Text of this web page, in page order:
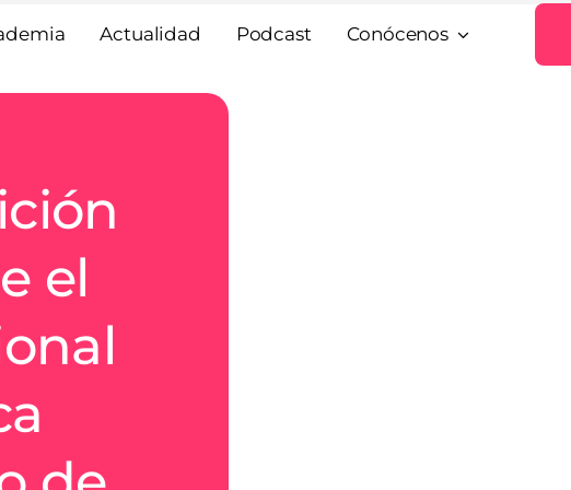
Actualidad Podcast Conócenos
el